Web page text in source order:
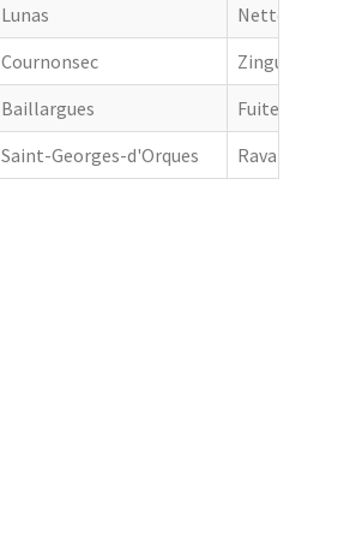
Lunas
Nettoyage
Cournonsec
Zingueur
Baillargues
Fuite toiture
Saint-Georges-d'Orques Ravalement